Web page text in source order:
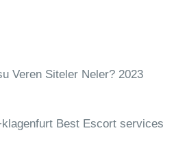
Veren Siteler Neler? 2023
Best Escort services